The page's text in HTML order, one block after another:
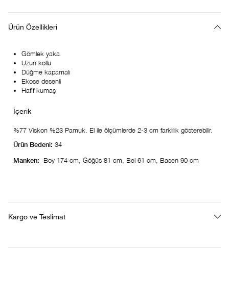
Ürün Özellikleri
Gömlek yaka
Uzun kollu
Düğme kapamalı
Ekose desenli
Hafif kumaş
%77 Viskon %23 Pamuk. El ile ölçümlerde 2-3 cm farklılık gösterebilir.
Ürün Bedeni: 34
Manken:
Boy 174 cm, Göğüs 81 cm, Bel 61 cm, Basen 90 cm
Kargo ve Teslimat